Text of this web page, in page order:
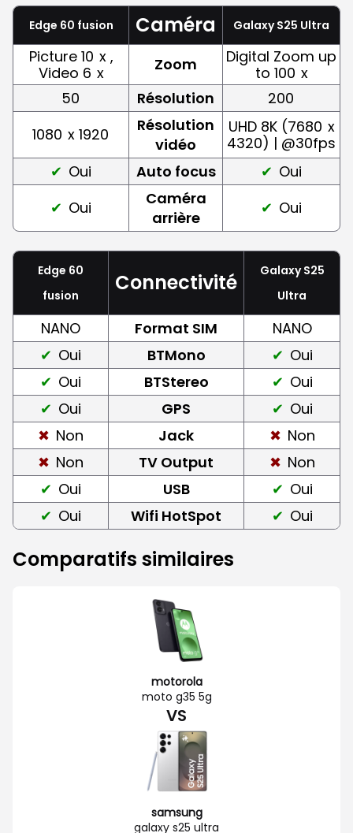
Edge 60 fusion Caméra Galaxy S25 Ultra
Picture 10 x ,
Video 6 x Zoom
Digital Zoom up
to 100 x
50
Résolution
200
1080 x 1920
Résolution
vidéo
UHD 8K (7680 x
4320) | @30fps
Oui
Auto focus
Oui
Oui
Caméra
arrière
Oui
Edge 60
fusion
Connectivité
Galaxy S25
Ultra
NANO Format SIM
NANO
Oui
BTMono
Oui
Oui
BTStereo
Oui
Oui
GPS
Oui
Non
Jack
Non
Non
TV Output
Non
Oui
USB
Oui
Oui
Wifi HotSpot Oui
Comparatifs similaires
motorola
moto g35 5g
VS
samsung
galaxy s25 ultra